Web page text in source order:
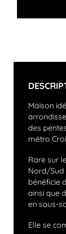
Maison
des
métro
Rare sur
Nord/Sud
bénéficie
ainsi que
en sous-
Elle se